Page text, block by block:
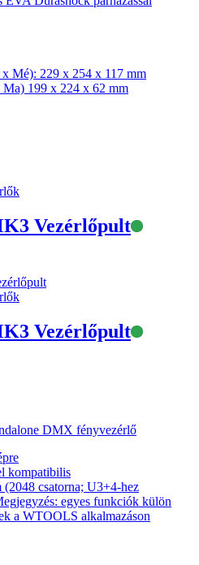
Mé): 229 x 254 x 117 mm
199 x 224 x 62 mm
Vezérlőpult
Vezérlőpult
DMX fényvezérlő
kompatibilis
csatorna; U3+4-hez
egyes funkciók külön
a WTOOLS alkalmazáson